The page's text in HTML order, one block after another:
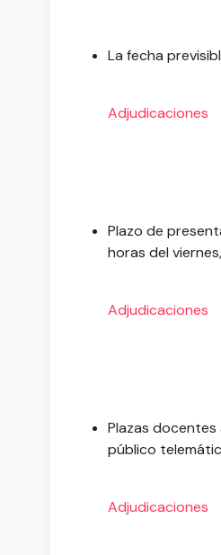
La fecha
Adjudicaciones
Plazo de
horas del
Adjudicaciones
Plazas
público
Adjudicaciones